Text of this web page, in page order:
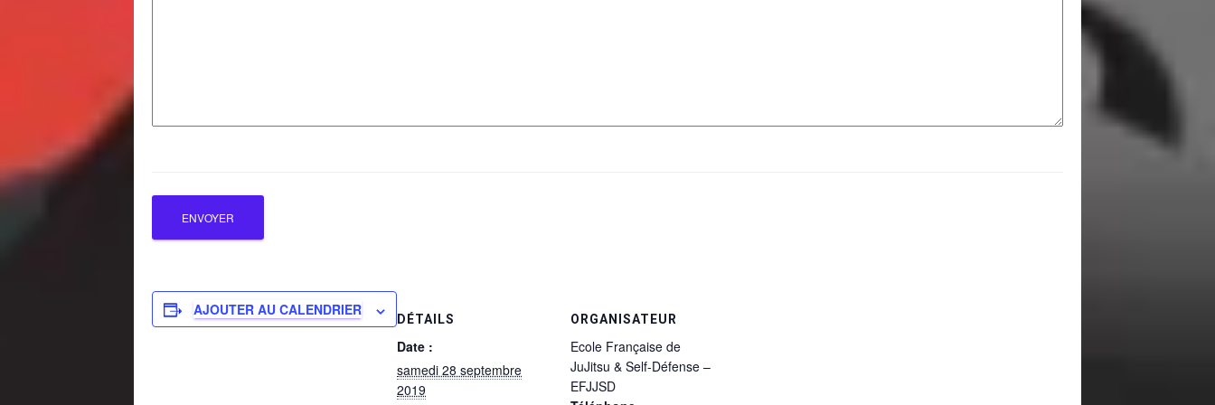
AJOUTER AU CALENDRIER
DÉTAILS
Date :
samedi 28 septembre
2019
ORGANISATEUR
Ecole Française de
JuJitsu & Self-Défense –
EFJJSD